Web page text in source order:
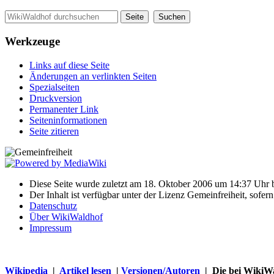
Werkzeuge
Links auf diese Seite
Änderungen an verlinkten Seiten
Spezialseiten
Druckversion
Permanenter Link
Seiten­informationen
Seite zitieren
Diese Seite wurde zuletzt am 18. Oktober 2006 um 14:37 Uhr
Der Inhalt ist verfügbar unter der Lizenz Gemeinfreiheit,
Datenschutz
Über WikiWaldhof
Impressum
Wikipedia | Artikel lesen | Versionen/Autoren | Die bei